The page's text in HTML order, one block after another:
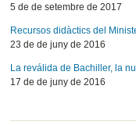
5 de de setembre de 2017
Recursos didàctics del
23 de de juny de 2016
La reválida de Bachiller, la
17 de de juny de 2016